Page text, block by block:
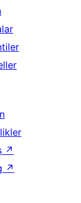
↗
↗